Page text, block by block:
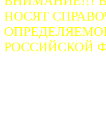
НОСЯТ
РОССИЙСКОЙ